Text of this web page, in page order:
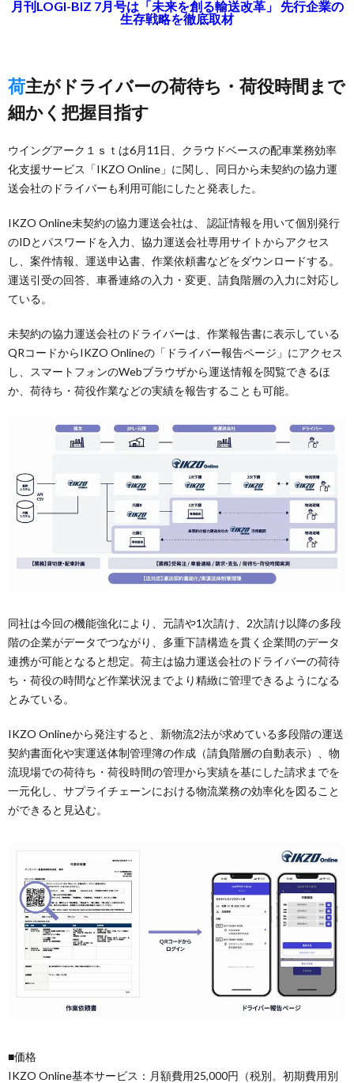
月刊LOGI-BIZ 7月号は「未来を創る輸送改革」 先行企業の
生存戦略を徹底取材
荷主がドライバーの荷待ち・荷役時間まで
細かく把握目指す
ウイングアーク１ｓｔは6月11日、クラウドベースの配車業務効率
化支援サービス「IKZO Online」に関し、同日から未契約の協力運
送会社のドライバーも利用可能にしたと発表した。
IKZO Online未契約の協力運送会社は、 認証情報を用いて個別発行
のIDとパスワードを入力、協力運送会社専用サイトからアクセス
し、案件情報、運送申込書、作業依頼書などをダウンロードする。
運送引受の回答、車番連絡の入力・変更、請負階層の入力に対応し
ている。
未契約の協力運送会社のドライバーは、作業報告書に表示している
QRコードからIKZO Onlineの「ドライバー報告ページ」にアクセス
し、スマートフォンのWebブラウザから運送情報を閲覧できるほ
か、荷待ち・荷役作業などの実績を報告することも可能。
同社は今回の機能強化により、元請や1次請け、2次請け以降の多段
階の企業がデータでつながり、多重下請構造を貫く企業間のデータ
連携が可能となると想定。荷主は協力運送会社のドライバーの荷待
ち・荷役の時間など作業状況までより精緻に管理できるようになる
とみている。
IKZO Onlineから発注すると、新物流2法が求めている多段階の運送
契約書面化や実運送体制管理簿の作成（請負階層の自動表示）、物
流現場での荷待ち・荷役時間の管理から実績を基にした請求までを
一元化し、サプライチェーンにおける物流業務の効率化を図ること
ができると見込む。
■価格
IKZO Online基本サービス：月額費用25,000円（税別。初期費用別